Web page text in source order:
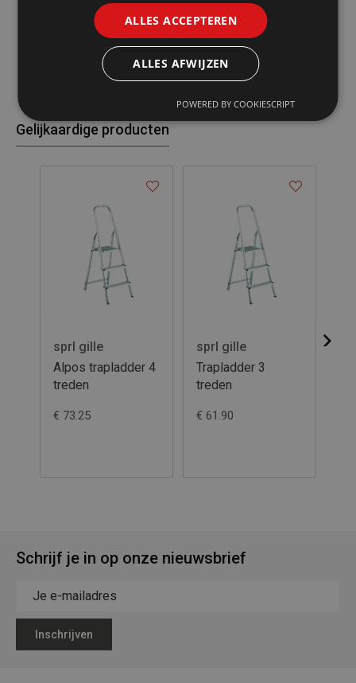
Gesloten kokerprofiel voor en achter
Achteraan supplementaire versterkingstrede
Beugel met gereedschapsbakje
Gelijkaardige producten
sprl gille
Alpos trapladder 4
treden
€ 73.25
sprl gille
Trapladder 3
treden
€ 61.90
Schrijf je in op onze nieuwsbrief
Inschrijven
ALLES ACCEPTEREN
ALLES AFWIJZEN
POWERED BY COOKIESCRIPT